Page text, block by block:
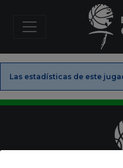
Las estadísticas de este